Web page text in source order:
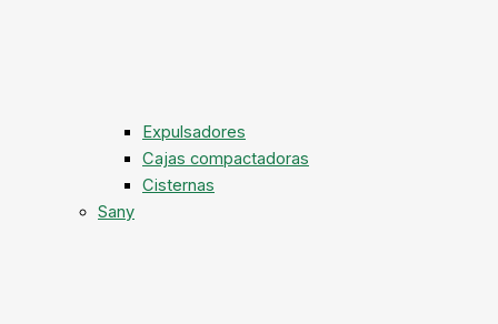
Expulsadores
Cajas compactadoras
Cisternas
Sany